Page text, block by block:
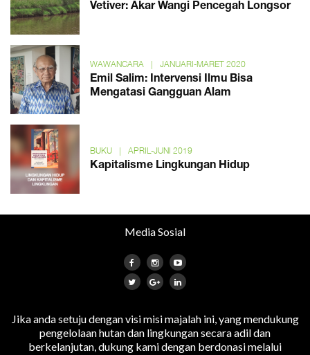
Vetiver: Akar Wangi Pencegah Longsor
WAWANCARA | JANUARI-MARET 2020
Emil Salim: Intervensi Ilmu Bisa
Mengatasi Gangguan Alam
BUKU | APRIL-JUNI 2019
Kapitalisme Lingkungan Hidup
Media Sosial
Jika anda setuju dengan visi misi majalah ini, yang mendukung
pengelolaan hutan dan lingkungan secara adil dan
berkelanjutan, dukung kami dengan berdonasi melalui